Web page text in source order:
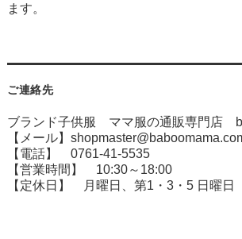
ます。
ご連絡先
ブランド子供服 ママ服の通販専門店
【メール】
【電話】 0761-41-5535
【営業時間】 10:30～18:00
【定休日】 月曜日、第1・3・5 日曜日